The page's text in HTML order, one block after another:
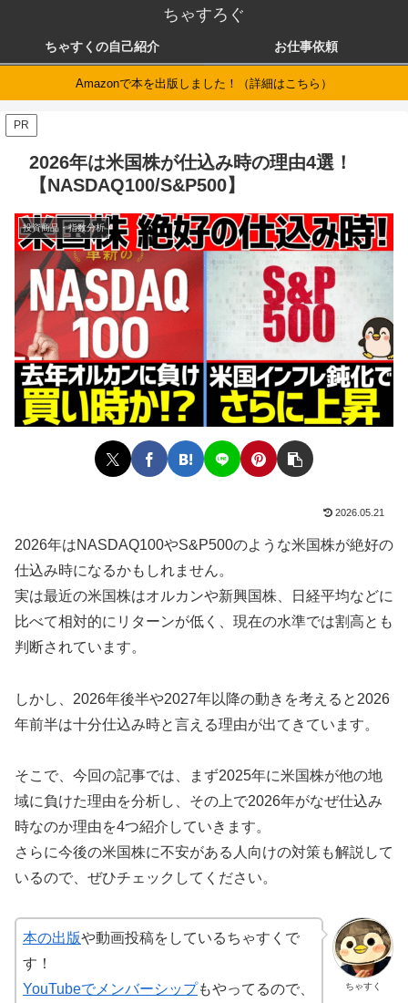
ちゃすろぐ
ちゃすくの自己紹介 お仕事依頼
Amazonで本を出版しました！（詳細はこちら）
PR
2026年は米国株が仕込み時の理由4選！
【NASDAQ100/S&P500】
投資商品・指数分析
2026.05.21
2026年はNASDAQ100やS&P500のような米国株が絶好の
仕込み時になるかもしれません。
実は最近の米国株はオルカンや新興国株、日経平均などに
比べて相対的にリターンが低く、現在の水準では割高とも
判断されています。
しかし、2026年後半や2027年以降の動きを考えると2026
年前半は十分仕込み時と言える理由が出てきています。
そこで、今回の記事では、まず2025年に米国株が他の地
域に負けた理由を分析し、その上で2026年がなぜ仕込み
時なのか理由を4つ紹介していきます。
さらに今後の米国株に不安がある人向けの対策も解説して
いるので、ぜひチェックしてください。
ちゃすく
本の出版や動画投稿をしているちゃすくで
す！
YouTubeでメンバーシップもやってるので、